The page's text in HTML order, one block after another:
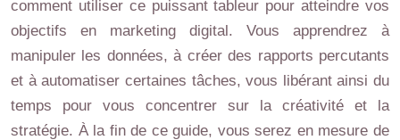
comment utiliser ce puissant tableur pour atteindre vos
objectifs en marketing digital. Vous apprendrez à
manipuler les données, à créer des rapports percutants
et à automatiser certaines tâches, vous libérant ainsi du
temps pour vous concentrer sur la créativité et la
stratégie. À la fin de ce guide, vous serez en mesure de